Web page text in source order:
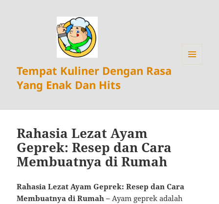
Tempat Kuliner Dengan Rasa
Yang Enak Dan Hits
Rahasia Lezat Ayam
Geprek: Resep dan Cara
Membuatnya di Rumah
Rahasia Lezat Ayam Geprek: Resep dan Cara
Membuatnya di Rumah –Ayam geprek adalah